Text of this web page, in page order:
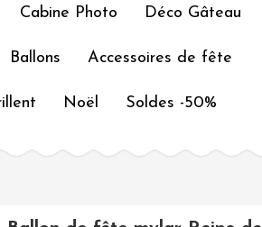
Cabine Photo Déco Gâteau
Ballons Accessoires de fête
Noël Soldes -50%